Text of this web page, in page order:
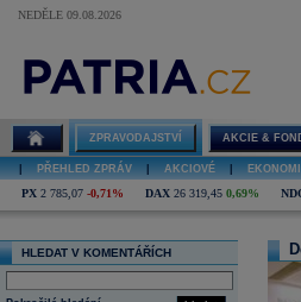
NEDĚLE 09.08.2026
ZPRAVODAJSTVÍ AKCIE &
PŘEHLED ZPRÁV AKCIOVÉ
PX 2 785,07 -0,71% DAX 26 319,45 0,69%
HLEDAT V KOMENTÁŘÍCH